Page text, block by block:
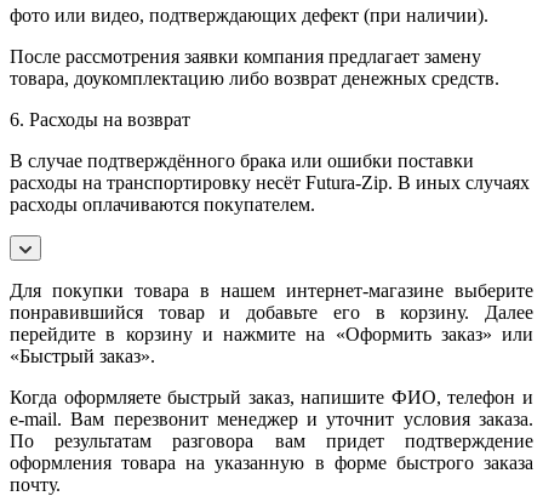
фото или видео, подтверждающих дефект (при наличии).
После рассмотрения заявки компания предлагает замену
товара, доукомплектацию либо возврат денежных средств.
6. Расходы на возврат
В случае подтверждённого брака или ошибки поставки
расходы на транспортировку несёт Futura-Zip. В иных случаях
расходы оплачиваются покупателем.
Для покупки товара в нашем интернет-магазине выберите
понравившийся товар и добавьте его в корзину. Далее
перейдите в корзину и нажмите на «Оформить заказ» или
«Быстрый заказ».
Когда оформляете быстрый заказ, напишите ФИО, телефон и
e-mail. Вам перезвонит менеджер и уточнит условия заказа.
По результатам разговора вам придет подтверждение
оформления товара на указанную в форме быстрого заказа
почту.